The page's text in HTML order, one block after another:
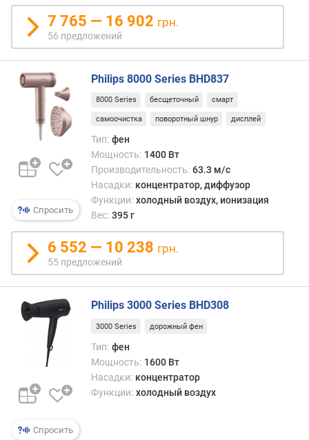
р
щ
е
т
к
а
п
м
а
н
а
а
К
а
о
7 765 — 16 902 грн.
56 предложений
Спросить
Philips 8000 Series BHD837
8000 Series бесщеточный смарт
самоочистка поворотный шнур дисплей
Тип: фен
Мощность: 1400 Вт
Производительность: 63.3 м/с
Насадки: концентратор, диффузор
Функции: холодный воздух, ионизация
Вес: 395 г
6 552 — 10 238 грн.
55 предложений
Спросить
Philips 3000 Series BHD308
3000 Series дорожный фен
Тип: фен
Мощность: 1600 Вт
Насадки: концентратор
Функции: холодный воздух